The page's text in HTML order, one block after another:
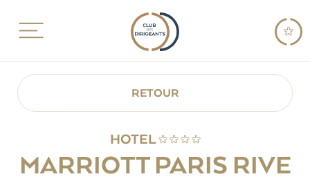
HOTEL
MARRIOTT PARIS RIVE
RETOUR